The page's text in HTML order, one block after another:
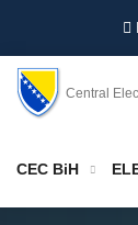
Central
CEC BiH